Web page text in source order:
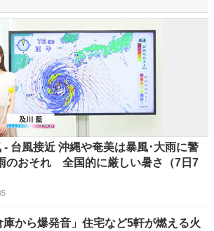
- 台風接近 沖縄や奄美は暴風･大雨に警
おそれ 全国的に厳しい暑さ（7日7
庫から爆発音」住宅など5軒が燃える火